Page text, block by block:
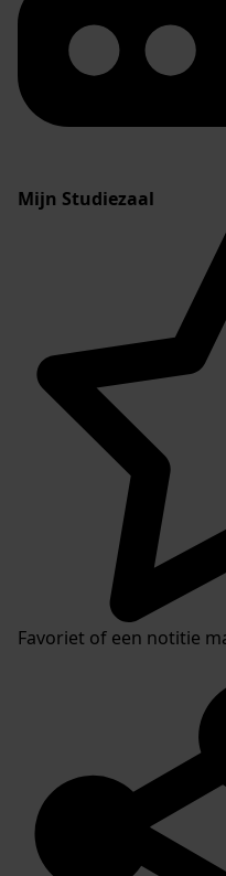
Mijn Studiezaal
Favoriet of een notitie